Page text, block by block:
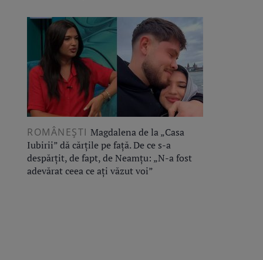
ROMÂNEŞTI Magdalena de la „Casa
Iubirii” dă cărțile pe față. De ce s-a
despărțit, de fapt, de Neamțu: „N-a fost
adevărat ceea ce ați văzut voi”